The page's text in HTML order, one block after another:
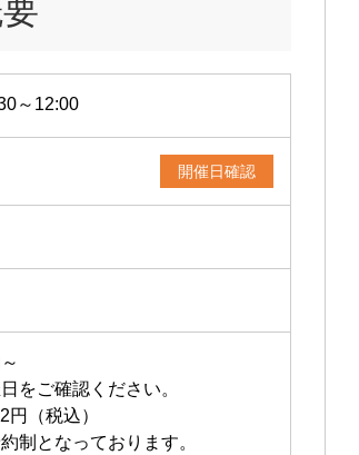
～12:00
開催日確認
をご確認ください。
円（税込）
制となっております。